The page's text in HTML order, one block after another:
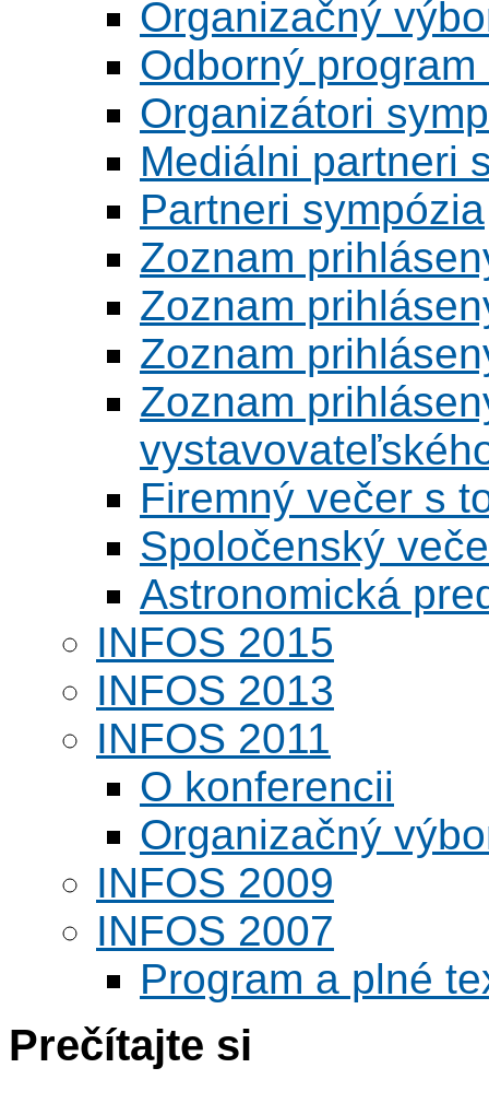
Organizačný
Odborný
Organizátori
Mediálni partneri
Partneri sympózia
Zoznam
Zoznam
Zoznam
Zoznam
Firemný večer s
Spoločenský
Astronomická
INFOS 2015
INFOS 2013
INFOS 2011
O konferencii
Organizačný
INFOS 2009
INFOS 2007
Program a plné
Prečítajte si